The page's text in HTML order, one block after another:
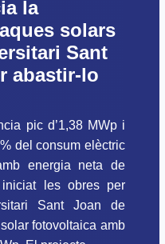
la
solars
Sant
abastir-lo
pic d’1,38 MWp i
del consum elèctric
energia neta de
iniciat les obres per
Sant Joan de
fotovoltaica amb